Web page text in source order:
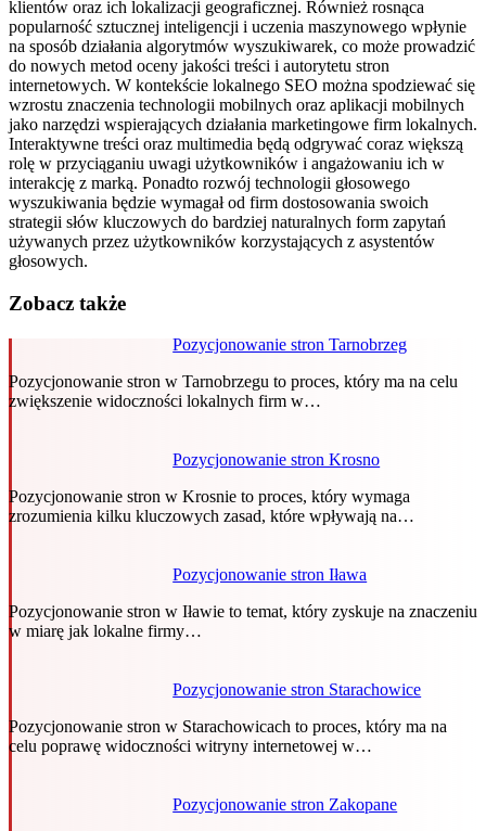
klientów oraz ich lokalizacji geograficznej. Również rosnąca
popularność sztucznej inteligencji i uczenia maszynowego wpłynie
na sposób działania algorytmów wyszukiwarek, co może prowadzić
do nowych metod oceny jakości treści i autorytetu stron
internetowych. W kontekście lokalnego SEO można spodziewać się
wzrostu znaczenia technologii mobilnych oraz aplikacji mobilnych
jako narzędzi wspierających działania marketingowe firm lokalnych.
Interaktywne treści oraz multimedia będą odgrywać coraz większą
rolę w przyciąganiu uwagi użytkowników i angażowaniu ich w
interakcję z marką. Ponadto rozwój technologii głosowego
wyszukiwania będzie wymagał od firm dostosowania swoich
strategii słów kluczowych do bardziej naturalnych form zapytań
używanych przez użytkowników korzystających z asystentów
głosowych.
Zobacz także
Pozycjonowanie stron Tarnobrzeg
Pozycjonowanie stron w Tarnobrzegu to proces, który ma na celu
zwiększenie widoczności lokalnych firm w…
Pozycjonowanie stron Krosno
Pozycjonowanie stron w Krosnie to proces, który wymaga
zrozumienia kilku kluczowych zasad, które wpływają na…
Pozycjonowanie stron Iława
Pozycjonowanie stron w Iławie to temat, który zyskuje na znaczeniu
w miarę jak lokalne firmy…
Pozycjonowanie stron Starachowice
Pozycjonowanie stron w Starachowicach to proces, który ma na
celu poprawę widoczności witryny internetowej w…
Pozycjonowanie stron Zakopane